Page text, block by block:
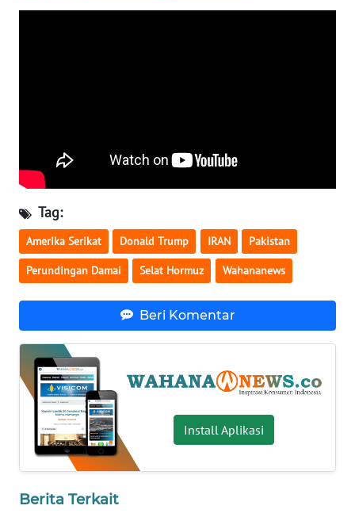
Tag:
Amerika Serikat Donald Trump IRAN Pakistan
Perundingan Damai Selat Hormuz Wahananews
Beri Komentar
Install Aplikasi
Berita Terkait
WN
SERAMBI
JAMBI
WN
SULTRA
WN
SULTENG
WN
SULBAR
WN